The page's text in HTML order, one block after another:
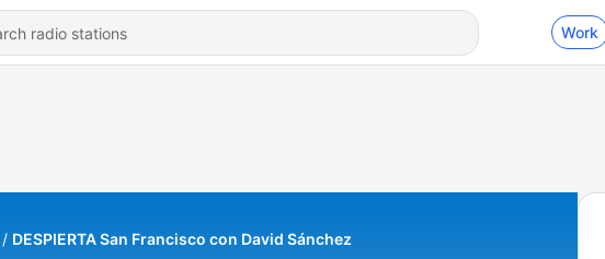
Work
DESPIERTA San Francisco con David Sánchez